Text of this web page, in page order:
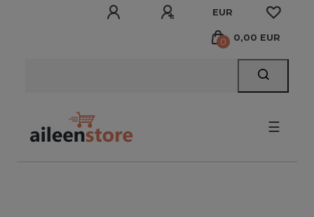
EUR
0 0,00 EUR
☰